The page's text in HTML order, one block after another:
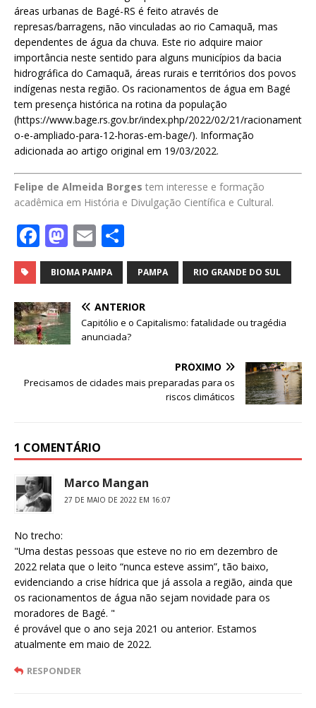
áreas urbanas de Bagé-RS é feito através de
represas/barragens, não vinculadas ao rio Camaquã, mas
dependentes de água da chuva. Este rio adquire maior
importância neste sentido para alguns municípios da bacia
hidrográfica do Camaquã, áreas rurais e territórios dos povos
indígenas nesta região. Os racionamentos de água em Bagé
tem presença histórica na rotina da população
(https://www.bage.rs.gov.br/index.php/2022/02/21/racionament
o-e-ampliado-para-12-horas-em-bage/). Informação
adicionada ao artigo original em 19/03/2022.
Felipe de Almeida Borges tem interesse e formação
acadêmica em História e Divulgação Científica e Cultural.
F
a
c
e
b
o
k
M
a
st
o
d
o
n
E
m
ai
l
h
ar
e
BIOMA PAMPA PAMPA RIO GRANDE DO SUL
ANTERIOR
Capitólio e o Capitalismo: fatalidade ou tragédia
anunciada?
PRÓXIMO
Precisamos de cidades mais preparadas para os
riscos climáticos
1 COMENTÁRIO
Marco Mangan
27 DE MAIO DE 2022 EM 16:07
No trecho:
"Uma destas pessoas que esteve no rio em dezembro de
2022 relata que o leito “nunca esteve assim”, tão baixo,
evidenciando a crise hídrica que já assola a região, ainda que
os racionamentos de água não sejam novidade para os
moradores de Bagé. "
é provável que o ano seja 2021 ou anterior. Estamos
atualmente em maio de 2022.
RESPONDER